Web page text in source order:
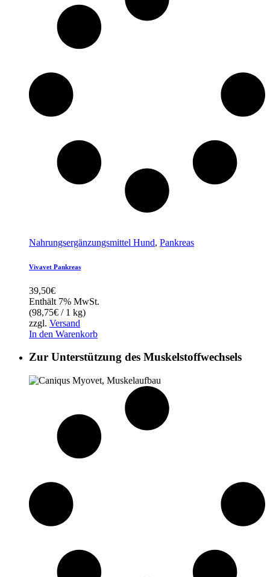
Nahrungsergänzungsmittel Hund, Pankreas
Vivavet Pankreas
39,50€
Enthält 7% MwSt.
(98,75€ / 1 kg)
zzgl. Versand
In den Warenkorb
Zur Unterstützung des Muskelstoffwechsels